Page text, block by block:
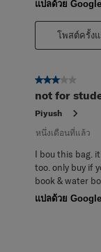
แปลด้วย Google
โพสต์ครั้ง
3 จาก 5 ดาว
not for
Piyush
หนึ่งเดือนที่แล้ว
I bou this bag.
too. only buy if
book & water
แปลด้วย Google